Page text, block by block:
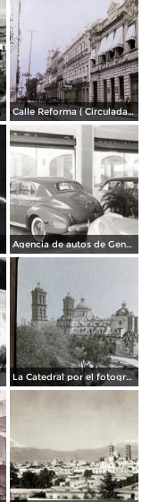
Calle Reforma ( Circulada el 15 de Marzo de 1933 ).
Agencia de autos de General Motors
La Catedral por el fotografo William H. Rau.